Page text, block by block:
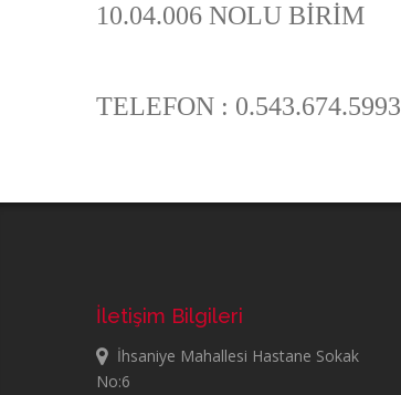
10.04.006 NOLU BİRİM
TELEFON : 0.543.674.5993
İletişim Bilgileri
İhsaniye Mahallesi Hastane Sokak
No:6